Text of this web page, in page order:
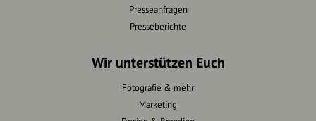
Presseanfragen
Presseberichte
Wir unterstützen Euch
Fotografie & mehr
Marketing